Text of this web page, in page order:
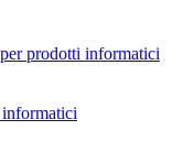
prodotti informatici